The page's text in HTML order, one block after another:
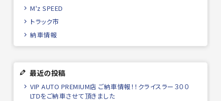
M'z SPEED
トラック市
納車情報
最近の投稿
VIP AUTO PREMIUM店 ご納車情報！！クライスラー３００
LTDをご納車させて頂きました